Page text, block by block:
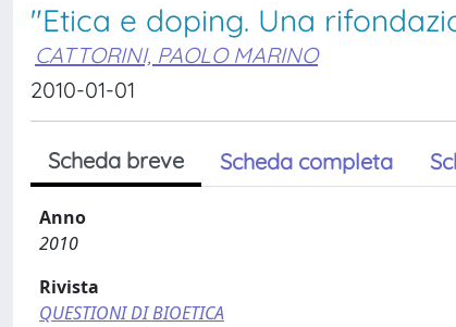
"Etica e doping. Una
CATTORINI, PAOLO MARINO
2010-01-01
Scheda breve Scheda completa
Anno
2010
Rivista
QUESTIONI DI BIOETICA